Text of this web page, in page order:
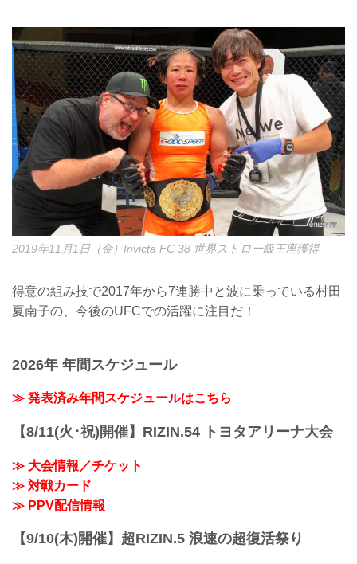
2019年11月1日（金）Invicta FC 38 世界ストロー級王座獲得
得意の組み技で2017年から7連勝中と波に乗っている村田
夏南子の、今後のUFCでの活躍に注目だ！
2026年 年間スケジュール
≫ 発表済み年間スケジュールはこちら
【8/11(火･祝)開催】RIZIN.54 トヨタアリーナ大会
≫ 大会情報／チケット
≫ 対戦カード
≫ PPV配信情報
【9/10(木)開催】超RIZIN.5 浪速の超復活祭り